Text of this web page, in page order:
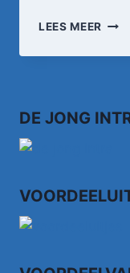
LEES MEER KLEIN
–
DE JONG